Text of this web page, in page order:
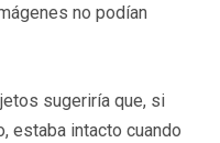
no podían
sugeriría que, si
estaba intacto cuando